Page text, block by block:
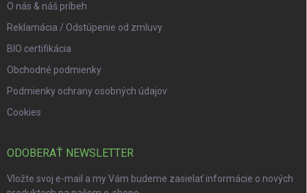
O nás & náš príbeh
Reklamácia / Odstúpenie od zmluvy
BIO certifikácia
Obchodné podmienky
Podmienky ochrany osobných údajov
Cookies
ODOBERAŤ NEWSLETTER
Vložte svoj e-mail a my Vám budeme zasielať informácie o nových